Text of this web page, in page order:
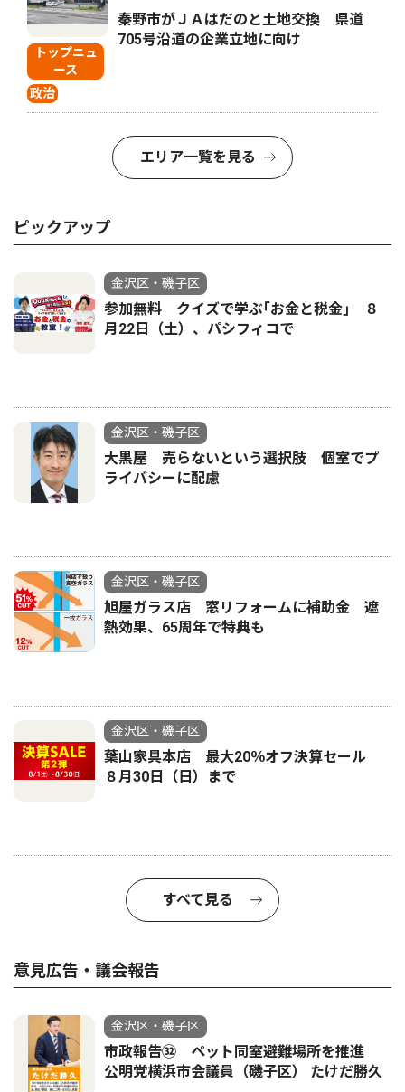
トップニュ
ース
政治
秦野市がＪＡはだのと土地交換 県道
705号沿道の企業立地に向け
エリア一覧を見る
ピックアップ
金沢区・磯子区
参加無料 クイズで学ぶ｢お金と税金｣ ８
月22日（土）、パシフィコで
金沢区・磯子区
大黒屋 売らないという選択肢 個室でプ
ライバシーに配慮
金沢区・磯子区
旭屋ガラス店 窓リフォームに補助金 遮
熱効果、65周年で特典も
金沢区・磯子区
葉山家具本店 最大20％オフ決算セール
８月30日（日）まで
すべて見る
意見広告・議会報告
金沢区・磯子区
市政報告㉜ ペット同室避難場所を推進
公明党横浜市会議員（磯子区） たけだ勝久